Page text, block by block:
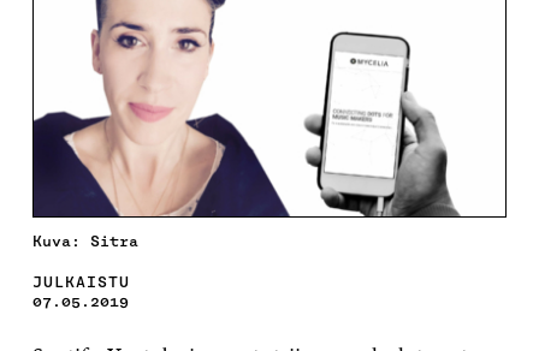
Kuva: Sitra
JULKAISTU
07.05.2019